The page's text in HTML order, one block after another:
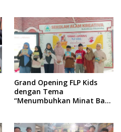
Grand Opening FLP Kids
dengan Tema
“Menumbuhkan Minat Baca